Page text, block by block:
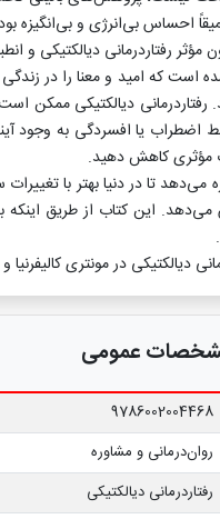
احساس بی‌انرژی و
مؤثر رفتاردرمانی دیالکتیکی
است که امید و معنا را در
رفتاردرمانی دیالکتیکی ممکن
یا افسردگی به وجود
مؤثری کاهش دهید.
می‌دهد تا در دنیا بهتر با
این کتاب از طریق اینکه به
عمومی
9786002004468
روان‌درمانی و مشاوره
رفتاردرمانی دیالکتیکی